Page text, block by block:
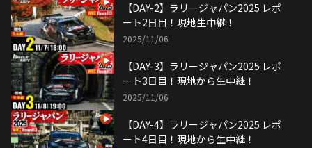
【DAY-2】ラリージャパン2025 レポ
ート2日目！現地生中継！
2025/11/06
【DAY-3】ラリージャパン2025 レポ
ート3日目！現地から生中継！
2025/11/06
【DAY-4】ラリージャパン2025 レポ
ート4日目！現地から生中継！